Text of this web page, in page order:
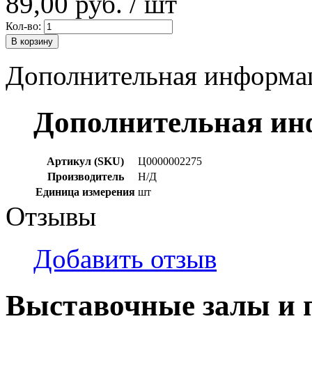
Кол-во:
В корзину
Дополнительная
Дополнительная
Артикул (SKU)
Ц0000002275
Производитель
Н/Д
Единица измерения шт
Отзывы
Добавить отзыв
Выставочные залы и